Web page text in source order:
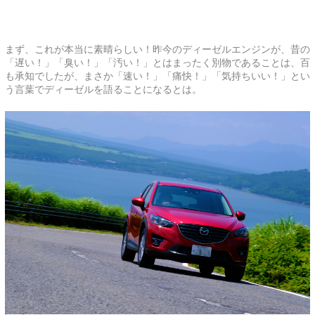
まず、これが本当に素晴らしい！昨今のディーゼルエンジンが、昔の
「遅い！」「臭い！」「汚い！」とはまったく別物であることは、百
も承知でしたが、まさか「速い！」「痛快！」「気持ちいい！」とい
う言葉でディーゼルを語ることになるとは。